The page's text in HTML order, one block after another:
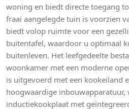
woning en biedt directe toegang
fraai aangelegde tuin is voorzien
biedt volop ruimte voor een
buitentafel, waardoor u optimaal
buitenleven. Het leefgedeelte
woonkamer met een moderne
is uitgevoerd met een kookeiland
hoogwaardige inbouwapparatuur,
inductiekookplaat met